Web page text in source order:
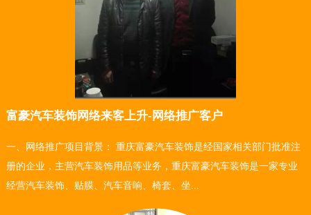
富豪汽车装饰网络来客上升-网络推广客户
一、网络推广项目背景： 重庆富豪汽车装饰是经国家相关部门批准注
册的企业，主营汽车装饰用品等业务，重庆富豪汽车装饰是一家专业
经营汽车装饰、贴膜、汽车音响、椅套、坐...